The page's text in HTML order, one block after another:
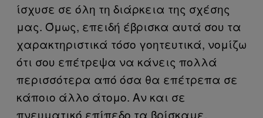
ίσχυσε σε όλη τη διάρκεια της σχέσης
μας. Όμως, επειδή έβρισκα αυτά σου τα
χαρακτηριστικά τόσο γοητευτικά, νομίζω
ότι σου επέτρεψα να κάνεις πολλά
περισσότερα από όσα θα επέτρεπα σε
κάποιο άλλο άτομο. Αν και σε
πνευματικό επίπεδο τα βρίσκαμε,